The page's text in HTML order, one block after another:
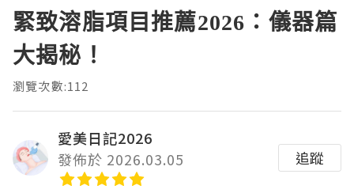
緊致溶脂項目推薦2026：儀器篇
大揭秘！
瀏覽次數:112
愛美日記2026
發佈於 2026.03.05
追蹤